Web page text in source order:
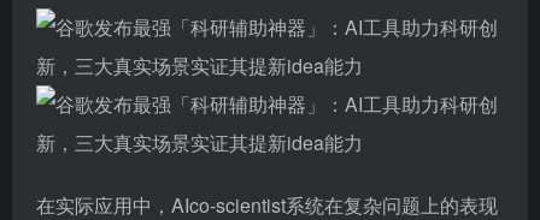
在实际应用中，AIco-scientist系统在复杂问题上的表现